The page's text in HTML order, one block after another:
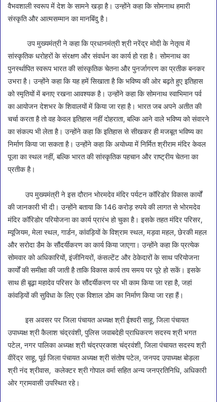
वैभवशाली स्वरूप में देश के सामने खड़ा है। उन्होंने कहा कि सोमनाथ हमारी
संस्कृति और आत्मसम्मान का मानबिंदु है।
उप मुख्यमंत्री ने कहा कि प्रधानमंत्री श्री नरेंद्र मोदी के नेतृत्व में
सांस्कृतिक धरोहरों के संरक्षण और संवर्धन का कार्य हो रहा है। सोमनाथ का
पुनर्स्थापित स्वरूप भारत की सांस्कृतिक चेतना और पुनर्जागरण का प्रतीक बनकर
उभरा है। उन्होंने कहा कि यह हमें सिखाता है कि भविष्य की ओर बढ़ते हुए इतिहास
को स्मृतियों में बनाए रखना आवश्यक है। उन्होंने कहा कि सोमनाथ स्वाभिमान पर्व
का आयोजन देशभर के शिवालयों में किया जा रहा है। भारत जब अपने अतीत की
चर्चा करता है तो वह केवल इतिहास नहीं दोहराता, बल्कि आने वाले भविष्य को संवारने
का संकल्प भी लेता है। उन्होंने कहा कि इतिहास से सीखकर ही मजबूत भविष्य का
निर्माण किया जा सकता है। उन्होंने कहा कि अयोध्या में निर्मित श्रीराम मंदिर केवल
पूजा का स्थल नहीं, बल्कि भारत की सांस्कृतिक पहचान और राष्ट्रीय चेतना का
प्रतीक है।
उप मुख्यमंत्री ने इस दौरान भोरमदेव मंदिर पर्यटन कॉरिडोर विकास कार्यों
की जानकारी भी दी। उन्होंने बताया कि 146 करोड़ रुपये की लागत से भोरमदेव
मंदिर कॉरिडोर परियोजना का कार्य प्रारंभ हो चुका है। इसके तहत मंदिर परिसर,
म्यूजियम, मेला स्थल, गार्डन, कांवड़ियों के विश्राम स्थल, मड़वा महल, छेरकी महल
और सरोदा डैम के सौंदर्यीकरण का कार्य किया जाएगा। उन्होंने कहा कि प्रत्येक
सोमवार को अधिकारियों, इंजीनियरों, कंसल्टेंट और ठेकेदारों के साथ परियोजना
कार्यों की समीक्षा की जाती है ताकि विकास कार्य तय समय पर पूरे हो सकें। इसके
साथ ही बूढ़ा महादेव परिसर के सौंदर्यीकरण पर भी काम किया जा रहा है, जहां
कांवड़ियों की सुविधा के लिए एक विशाल डोम का निर्माण किया जा रहा हैं।
इस अवसर पर जिला पंचायत अध्यक्ष श्री ईश्वरी साहू, जिला पंचायत
उपाध्यक्ष श्री कैलाश चंद्रवंशी, पुलिस जवाबदेही प्राधिकरण सदस्य श्री भगत
पटेल, नगर पालिका अध्यक्ष श्री चंद्रप्रकाश चंद्रवंशी, जिला पंचायत सदस्य श्री
वीरेंद्र साहू, पूर्व जिला पंचायत अध्यक्ष श्री संतोष पटेल, जनपद उपाध्यक्ष बोड़ला
श्री नंद श्रीवास, कलेक्टर श्री गोपाल वर्मा सहित अन्य जनप्रतिनिधि, अधिकारी
ओर ग्रामवासी उपस्थित रहे।